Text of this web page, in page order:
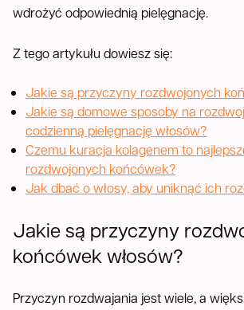
wdrożyć odpowiednią pielęgnację.
Z tego artykułu dowiesz się:
Jakie są przyczyny rozdwojonych
Jakie są domowe sposoby na
codzienną pielęgnację włosów?
Czemu kuracja kolagenem to
rozdwojonych końcówek?
Jak dbać o włosy, aby uniknąć ich
Jakie są przyczyny
końcówek włosów?
Przyczyn rozdwajania jest wiele, a